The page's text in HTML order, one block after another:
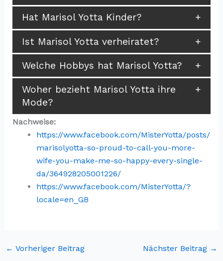
Hat Marisol Yotta Kinder?
Ist Marisol Yotta verheiratet?
Welche Hobbys hat Marisol Yotta?
Woher bezieht Marisol Yotta ihre
Mode?
Nachweise:
https://www.facebook.com/MisterYotta/posts/
marisolyotta-so-proud-to-call-you-more-
wife-you-make-me-so-happy-every-single-
da/364928205001226/
https://www.facebook.com/MisterYotta/?
locale=en_GB
← Vorheriger Beitrag Nächster Beitrag →